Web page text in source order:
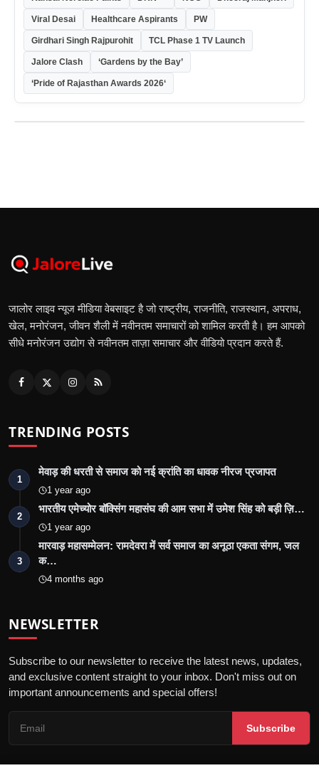
Viral Desai Healthcare Aspirants PW
Girdhari Singh Rajpurohit TCL Phase 1 TV Launch
Jalore Clash ‘Gardens by the Bay’
‘Pride of Rajasthan Awards 2026‘
जालोर लाइव न्यूज मीडिया वेबसाइट है जो राष्ट्रीय, राजनीति, राजस्थान, अपराध,
खेल, मनोरंजन, जीवन शैली में नवीनतम समाचारों को शामिल करती है। हम आपको
सीधे मनोरंजन उद्योग से नवीनतम ताज़ा समाचार और वीडियो प्रदान करते हैं.
TRENDING POSTS
1
मेवाड़ की धरती से समाज को नई क्रांति का धावक नीरज प्रजापत
1 year ago
2
भारतीय एमेच्योर बॉक्सिंग महासंघ की आम सभा में उमेश सिंह को बड़ी ज़ि…
1 year ago
3
मारवाड़ महासम्मेलन: रामदेवरा में सर्व समाज का अनूठा एकता संगम, जल
क…
4 months ago
NEWSLETTER
Subscribe to our newsletter to receive the latest news, updates,
and exclusive content straight to your inbox. Don't miss out on
important announcements and special offers!
Subscribe